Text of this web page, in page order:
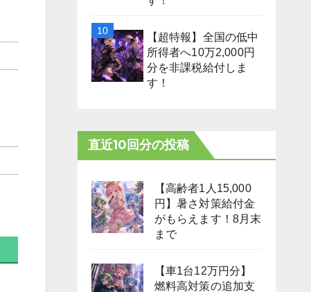
【超特報】全国の低中
所得者へ10万2,000円
分を非課税給付しま
す！
直近10回分の投稿
【高齢者1人15,000
円】暑さ対策給付金
がもらえます！8月末
まで
【車1台12万円分】
燃料高対策の追加支